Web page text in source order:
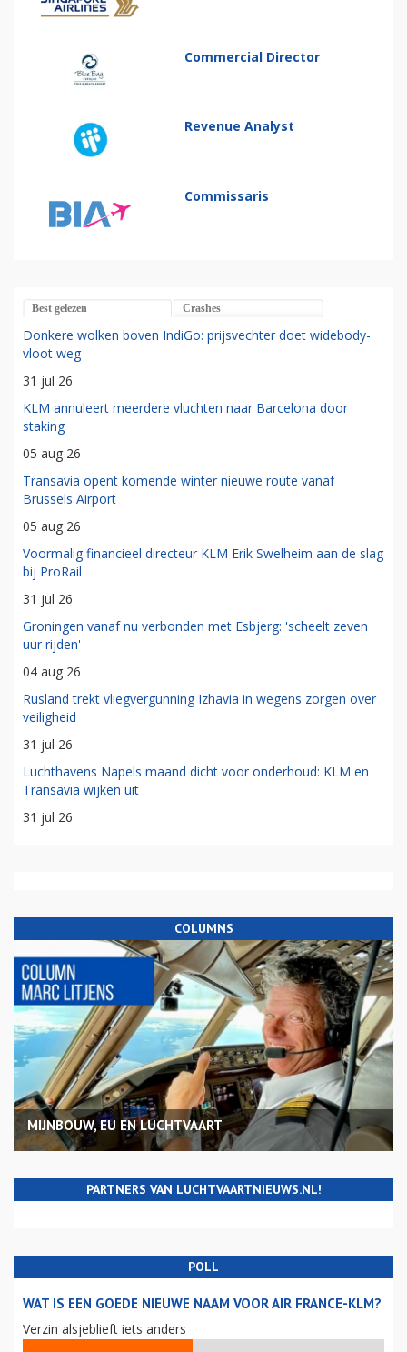
Commercial Director
Revenue Analyst
Commissaris
Best gelezen Crashes
Donkere wolken boven IndiGo: prijsvechter doet widebody-
vloot weg
31 jul 26
KLM annuleert meerdere vluchten naar Barcelona door
staking
05 aug 26
Transavia opent komende winter nieuwe route vanaf
Brussels Airport
05 aug 26
Voormalig financieel directeur KLM Erik Swelheim aan de slag
bij ProRail
31 jul 26
Groningen vanaf nu verbonden met Esbjerg: 'scheelt zeven
uur rijden'
04 aug 26
Rusland trekt vliegvergunning Izhavia in wegens zorgen over
veiligheid
31 jul 26
Luchthavens Napels maand dicht voor onderhoud: KLM en
Transavia wijken uit
31 jul 26
COLUMNS
MIJNBOUW, EU EN LUCHTVAART
PARTNERS VAN LUCHTVAARTNIEUWS.NL!
POLL
WAT IS EEN GOEDE NIEUWE NAAM VOOR AIR FRANCE-KLM?
Verzin alsjeblieft iets anders